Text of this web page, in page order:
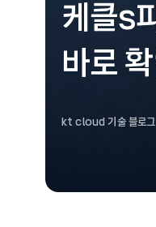
케클s
바로
kt cloud 기술 블로그